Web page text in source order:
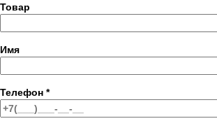
Товар
Имя
Телефон *